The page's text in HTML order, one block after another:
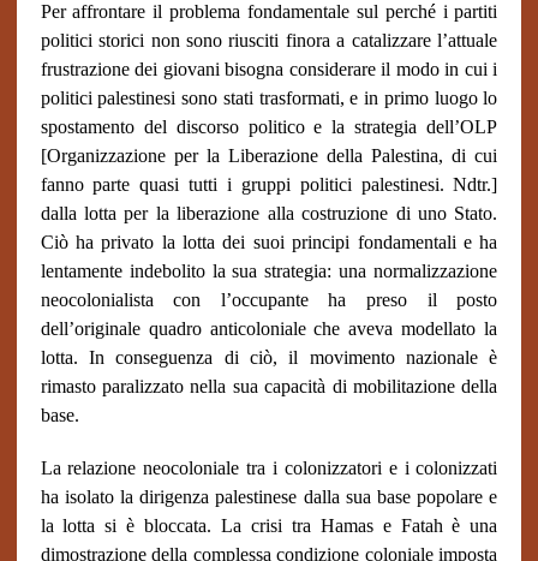
Per affrontare il problema fondamentale sul perché i partiti
politici storici non sono riusciti finora a catalizzare l’attuale
frustrazione dei giovani bisogna considerare il modo in cui i
politici palestinesi sono stati trasformati, e in primo luogo lo
spostamento del discorso politico e la strategia dell’OLP
[Organizzazione per la Liberazione della Palestina, di cui
fanno parte quasi tutti i gruppi politici palestinesi. Ndtr.]
dalla lotta per la liberazione alla costruzione di uno Stato.
Ciò ha privato la lotta dei suoi principi fondamentali e ha
lentamente indebolito la sua strategia: una normalizzazione
neocolonialista con l’occupante ha preso il posto
dell’originale quadro anticoloniale che aveva modellato la
lotta. In conseguenza di ciò, il movimento nazionale è
rimasto paralizzato nella sua capacità di mobilitazione della
base.
La relazione neocoloniale tra i colonizzatori e i colonizzati
ha isolato la dirigenza palestinese dalla sua base popolare e
la lotta si è bloccata. La crisi tra Hamas e Fatah è una
dimostrazione della complessa condizione coloniale imposta